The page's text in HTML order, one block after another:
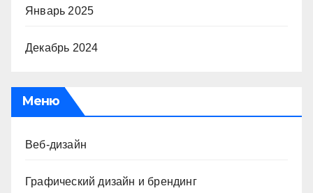
Январь 2025
Декабрь 2024
Меню
Веб-дизайн
Графический дизайн и брендинг